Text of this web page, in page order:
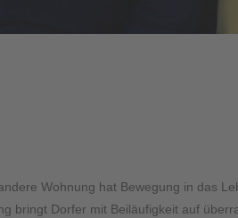
Wohnung hat Bewegung in das
bringt Dorfer mit Beiläufigkeit auf